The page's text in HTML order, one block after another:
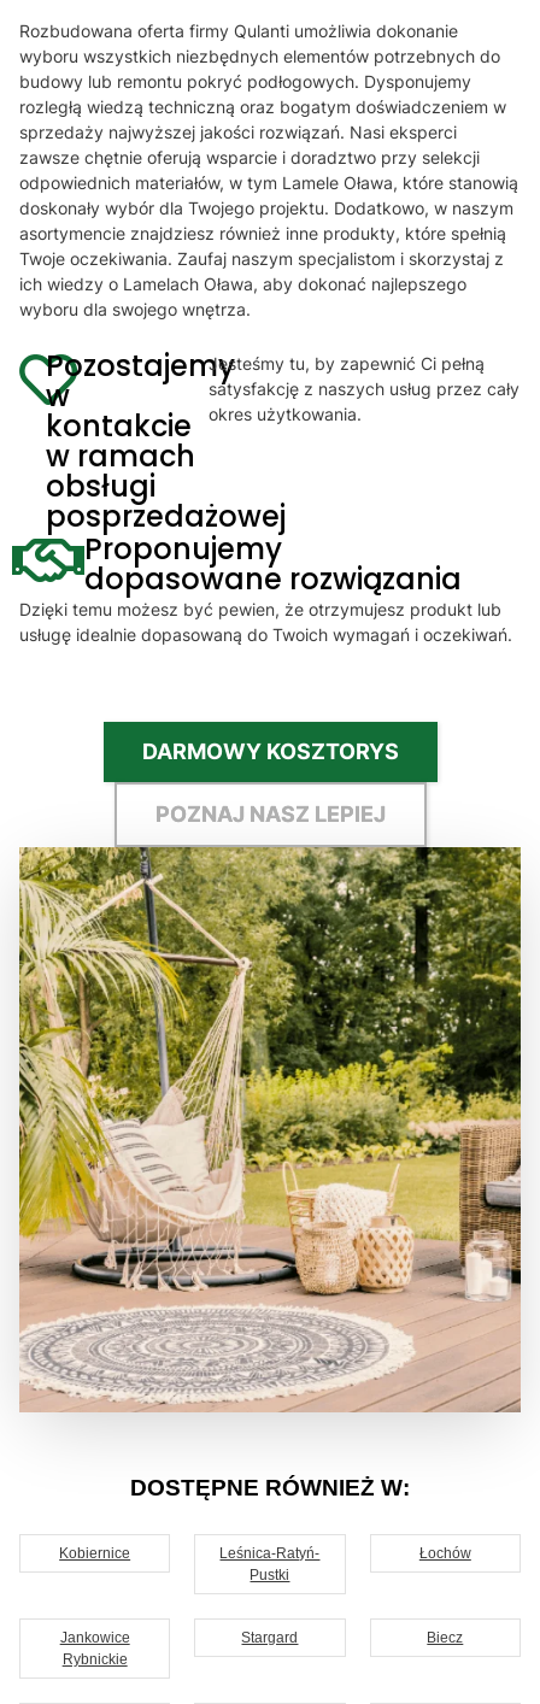
Rozbudowana oferta firmy Qulanti umożliwia dokonanie
wyboru wszystkich niezbędnych elementów potrzebnych do
budowy lub remontu pokryć podłogowych. Dysponujemy
rozległą wiedzą techniczną oraz bogatym doświadczeniem w
sprzedaży najwyższej jakości rozwiązań. Nasi eksperci
zawsze chętnie oferują wsparcie i doradztwo przy selekcji
odpowiednich materiałów, w tym Lamele Oława, które stanowią
doskonały wybór dla Twojego projektu. Dodatkowo, w naszym
asortymencie znajdziesz również inne produkty, które spełnią
Twoje oczekiwania. Zaufaj naszym specjalistom i skorzystaj z
ich wiedzy o Lamelach Oława, aby dokonać najlepszego
wyboru dla swojego wnętrza.
Pozostajemy
w
kontakcie
w ramach
obsługi
posprzedażowej
Jesteśmy tu, by zapewnić Ci pełną
satysfakcję z naszych usług przez cały
okres użytkowania.
Proponujemy
dopasowane rozwiązania
Dzięki temu możesz być pewien, że otrzymujesz produkt lub
usługę idealnie dopasowaną do Twoich wymagań i oczekiwań.
DARMOWY KOSZTORYS
POZNAJ NASZ LEPIEJ
DOSTĘPNE RÓWNIEŻ W:
Kobiernice
Leśnica-Ratyń-
Pustki
Łochów
Jankowice
Rybnickie
Stargard Biecz